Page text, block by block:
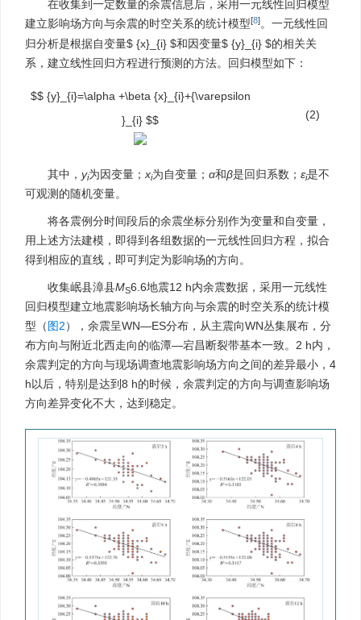
在收集到一定数量的余震信息后，采用一元线性回归模型
建立影响场方向与余震的时空关系的统计模型[8]。一元线性回
归分析是根据自变量$ {x}_{i} $和因变量$ {y}_{i} $的相关关
系，建立线性回归方程进行预测的方法。回归模型如下：
$$ {y}_{i}=\alpha +\beta {x}_{i}+{\varepsilon
}_{i} $$
(2)
其中， yi为因变量；xi为自变量； α和β是回归系数； εi是不
可观测的随机变量。
将各震例分时间段后的余震坐标分别作为变量和自变量，
用上述方法建模，即得到各组数据的一元线性回归方程，拟合
得到相应的直线，即可判定为影响场的方向。
收集岷县漳县MS6.6地震12 h内余震数据，采用一元线性
回归模型建立地震影响场长轴方向与余震的时空关系的统计模
型（图2），余震呈WN—ES分布，从主震向WN丛集展布，分
布方向与附近北西走向的临潭—宕昌断裂带基本一致。2 h内，
余震判定的方向与现场调查地震影响场方向之间的差异最小，4
h以后，特别是达到8 h的时候，余震判定的方向与调查影响场
方向差异变化不大，达到稳定。